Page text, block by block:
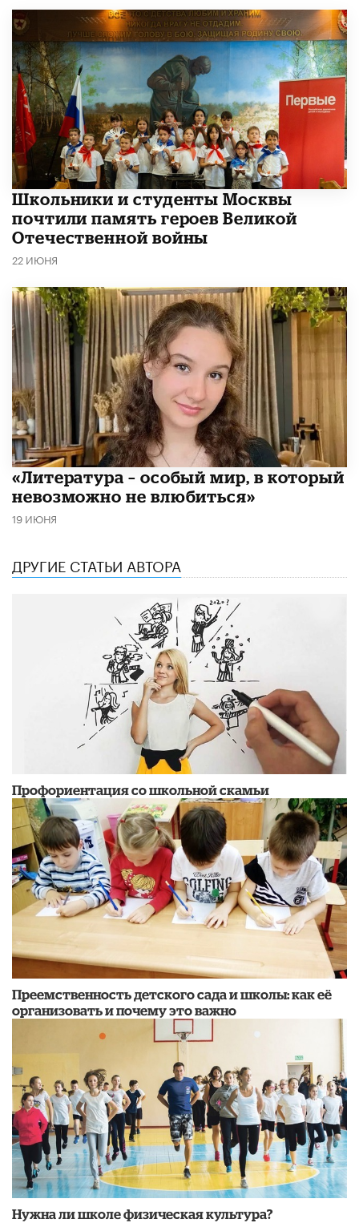
Школьники и студенты Москвы
почтили память героев Великой
Отечественной войны
22 ИЮНЯ
​«Литература – особый мир, в который
невозможно не влюбиться»
19 ИЮНЯ
ДРУГИЕ СТАТЬИ АВТОРА
Профориентация со школьной скамьи
Преемственность детского сада и школы: как её
организовать и почему это важно
Нужна ли школе физическая культура?